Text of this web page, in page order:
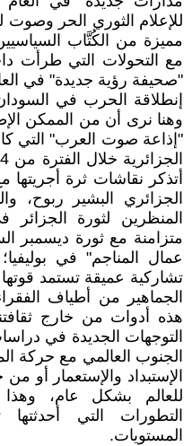
للإعلام الثوري الحر
مميزة من الكُتَّاب
مع التحولات التي طرأت
إنطلاقة الحرب في
وهنا نرى أن من الممكن
"إذاعة صوت العرب" التي
أتذكر نقاشات ثرة
الجزائري البشير ربوح،
متزامنة مع ثورة ديسمبر
عمال المناجم" في
تشاركية عميقة تستمد
الجماهير من أطياف
هذه أدوات من خارج
التوجهات الجديدة في
الجنوب العالمي مع حركة
الإستبداد والإستعمار أو
للعالم بشكل عام، وهذا
التطورات التي
المستويات.